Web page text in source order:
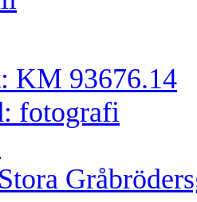
KM 93676.14
fotografi